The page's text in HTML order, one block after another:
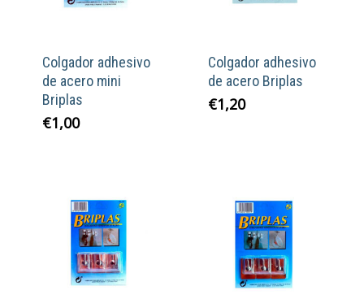
Colgador adhesivo
de acero mini
Briplas
€1,00
Colgador adhesivo
de acero Briplas
€1,20